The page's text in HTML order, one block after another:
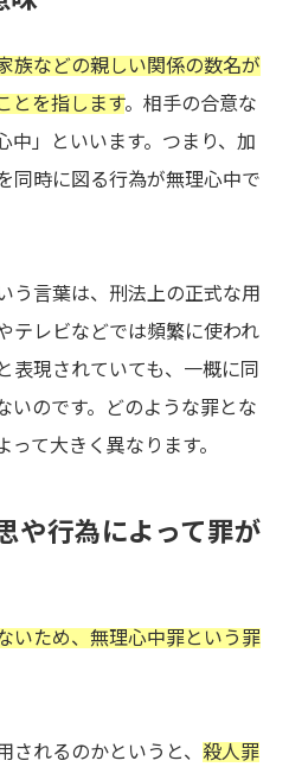
族などの親しい関係の数名が
とを指します。相手の合意な
中」といいます。つまり、加
同時に図る行為が無理心中で
う言葉は、刑法上の正式な用
テレビなどでは頻繁に使われ
表現されていても、一概に同
いのです。どのような罪とな
て大きく異なります。
や行為によって罪が
いため、無理心中罪という罪
れるのかというと、 殺人罪